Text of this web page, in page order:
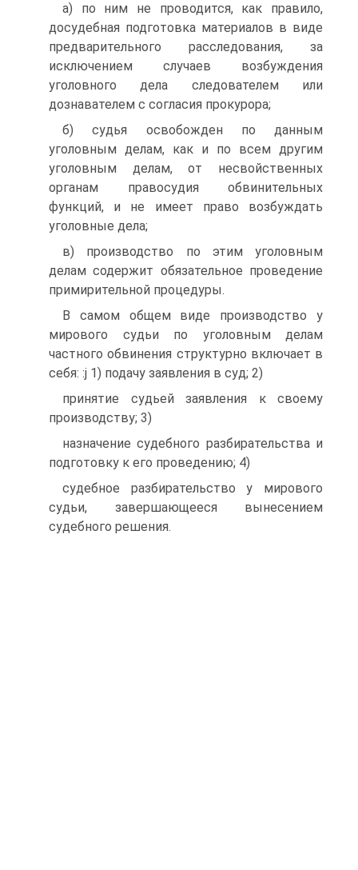
а) по ним не проводится, как правило,
досудебная подготовка материалов в виде
предварительного расследования, за
исключением случаев возбуждения
уголовного дела следователем или
дознавателем с согласия прокурора;
б) судья освобожден по данным
уголовным делам, как и по всем другим
уголовным делам, от несвойственных
органам правосудия обвинительных
функций, и не имеет право возбуждать
уголовные дела;
в) производство по этим уголовным
делам содержит обязательное проведение
примирительной процедуры.
В самом общем виде производство у
мирового судьи по уголовным делам
частного обвинения структурно включает в
себя: :j 1) подачу заявления в суд; 2)
принятие судьей заявления к своему
производству; 3)
назначение судебного разбирательства и
подготовку к его проведению; 4)
судебное разбирательство у мирового
судьи, завершающееся вынесением
судебного решения.